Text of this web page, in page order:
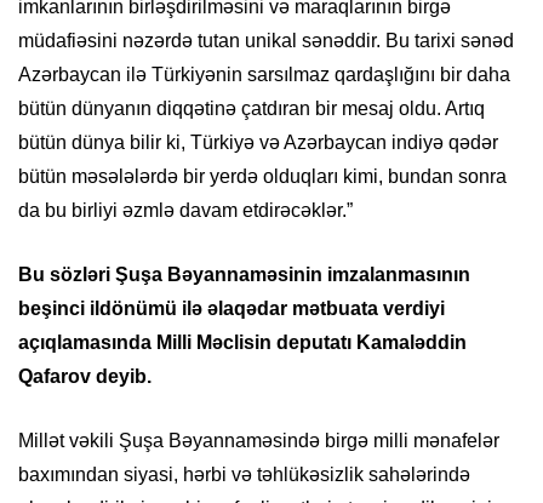
imkanlarının birləşdirilməsini və maraqlarının birgə
müdafiəsini nəzərdə tutan unikal sənəddir. Bu tarixi sənəd
Azərbaycan ilə Türkiyənin sarsılmaz qardaşlığını bir daha
bütün dünyanın diqqətinə çatdıran bir mesaj oldu. Artıq
bütün dünya bilir ki, Türkiyə və Azərbaycan indiyə qədər
bütün məsələlərdə bir yerdə olduqları kimi, bundan sonra
da bu birliyi əzmlə davam etdirəcəklər.”
Bu sözləri Şuşa Bəyannaməsinin imzalanmasının
beşinci ildönümü ilə əlaqədar mətbuata verdiyi
açıqlamasında Milli Məclisin deputatı Kamaləddin
Qafarov deyib.
Millət vəkili Şuşa Bəyannaməsində birgə milli mənafelər
baxımından siyasi, hərbi və təhlükəsizlik sahələrində